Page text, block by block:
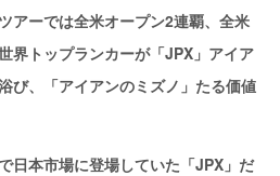
アーでは全米オープン2連覇、全米
界トップランカーが「JPX」アイア
び、「アイアンのミズノ」たる価値
日本市場に登場していた「JPX」だ